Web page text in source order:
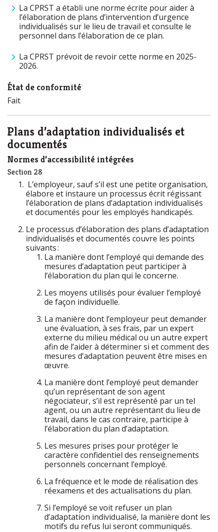
La CPRST a établi une norme écrite pour aider à
l’élaboration de plans d’intervention d’urgence
individualisés sur le lieu de travail et consulte le
personnel dans l’élaboration de ce plan.
La CPRST prévoit de revoir cette norme en 2025-
2026.
État de conformité
Fait
Plans d’adaptation individualisés et
documentés
Normes d’accessibilité intégrées
Section 28
L’employeur, sauf s’il est une petite organisation,
élabore et instaure un processus écrit régissant
l’élaboration de plans d’adaptation individualisés
et documentés pour les employés handicapés.
Le processus d’élaboration des plans d’adaptation
individualisés et documentés couvre les points
suivants :
La manière dont l’employé qui demande des
mesures d’adaptation peut participer à
l’élaboration du plan qui le concerne.
Les moyens utilisés pour évaluer l’employé
de façon individuelle.
La manière dont l’employeur peut demander
une évaluation, à ses frais, par un expert
externe du milieu médical ou un autre expert
afin de l’aider à déterminer si et comment des
mesures d’adaptation peuvent être mises en
œuvre.
La manière dont l’employé peut demander
qu’un représentant de son agent
négociateur, s’il est représenté par un tel
agent, ou un autre représentant du lieu de
travail, dans le cas contraire, participe à
l’élaboration du plan d’adaptation.
Les mesures prises pour protéger le
caractère confidentiel des renseignements
personnels concernant l’employé.
La fréquence et le mode de réalisation des
réexamens et des actualisations du plan.
Si l’employé se voit refuser un plan
d’adaptation individualisé, la manière dont les
motifs du refus lui seront communiqués.